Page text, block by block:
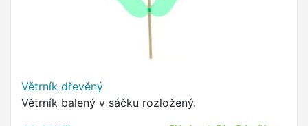
Větrník dřevěný
Větrník balený v sáčku rozložený.